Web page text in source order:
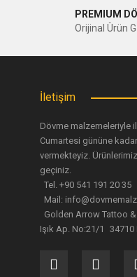
Ürün resmi
PREMIUM
Orijinal Ürün
İletişim
Dövme malzemeleriyle
Cumartesi gününe
vermekteyiz.
geçiniz.
Tel. +90 541 191 20 35
Mail:
Golden Arrow Tattoo
Işık Ap. No:21/1